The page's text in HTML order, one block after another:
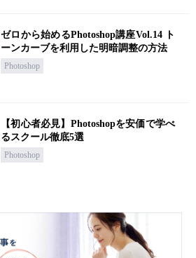
ゼロから始めるPhotoshop講座Vol.14 ト
ーンカーブを利用した明暗調整の方法
Photoshop
【初心者必見】Photoshopを安価で学べ
るスクール徹底5選
Photoshop